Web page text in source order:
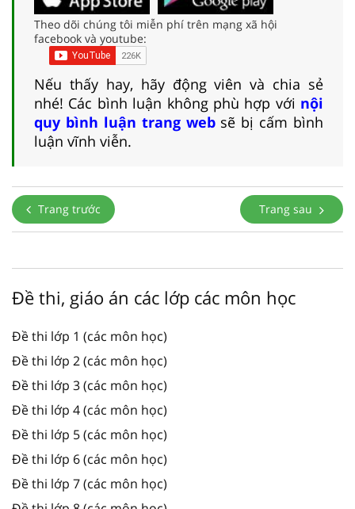
Theo dõi chúng tôi miễn phí trên mạng xã hội
facebook và youtube:
Nếu thấy hay, hãy động viên và chia sẻ
nhé! Các bình luận không phù hợp với nội
quy bình luận trang websẽ bị cấm bình
luận vĩnh viễn.
Trang trước Trang sau
Đề thi, giáo án các lớp các môn học
Đề thi lớp 1 (các môn học)
Đề thi lớp 2 (các môn học)
Đề thi lớp 3 (các môn học)
Đề thi lớp 4 (các môn học)
Đề thi lớp 5 (các môn học)
Đề thi lớp 6 (các môn học)
Đề thi lớp 7 (các môn học)